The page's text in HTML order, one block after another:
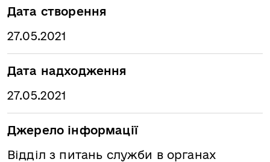
Дата створення
27.05.2021
Дата надходження
27.05.2021
Джерело інформації
Відділ з питань служби в органах